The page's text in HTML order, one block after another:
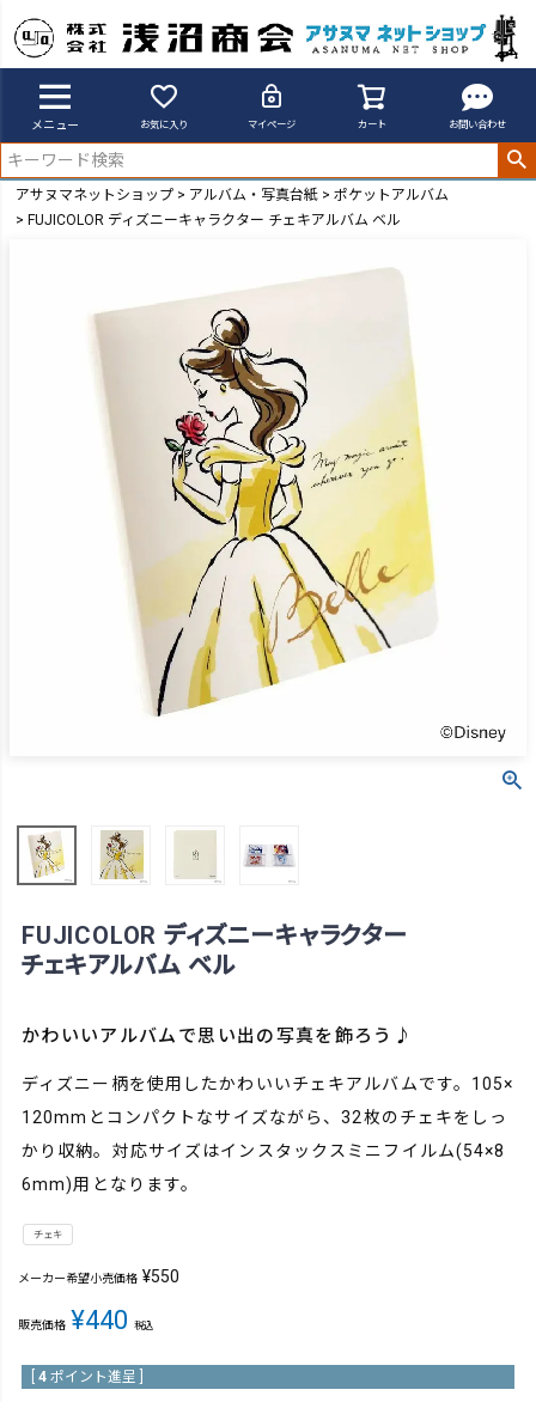
メニュー お気に入り マイページ カート お問い合わせ
アサヌマネットショップ アルバム・写真台紙
ポケットアルバム
FUJICOLOR ディズニーキャラクター チェキアルバム ベル
FUJICOLOR ディズニーキャラクター
チェキアルバム ベル
かわいいアルバムで思い出の写真を飾ろう♪
ディズニー柄を使用したかわいいチェキアルバムです。105×
120mmとコンパクトなサイズながら、32枚のチェキをしっ
かり収納。対応サイズはインスタックスミニフイルム(54×8
6mm)用となります。
チェキ
メーカー希望小売価格 ¥550
販売価格 ¥440 税込
4 ポイント進呈 ]